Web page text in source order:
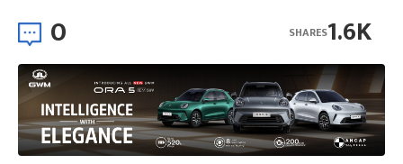
0 1.6K
SHARES